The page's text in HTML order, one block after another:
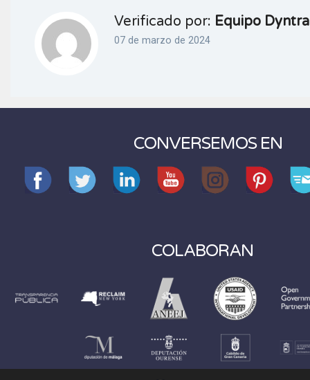
Verificado por: Equipo Dyntra
07 de marzo de 2024
CONVERSEMOS EN
COLABORAN